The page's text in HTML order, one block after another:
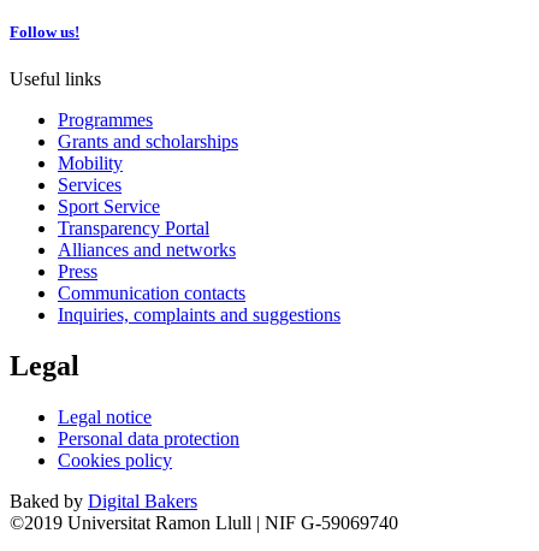
Follow us!
Useful links
Programmes
Grants and scholarships
Mobility
Services
Sport Service
Transparency Portal
Alliances and networks
Press
Communication contacts
Inquiries, complaints and suggestions
Legal
Legal notice
Personal data protection
Cookies policy
Baked by Digital Bakers
©2019 Universitat Ramon Llull | NIF G-59069740